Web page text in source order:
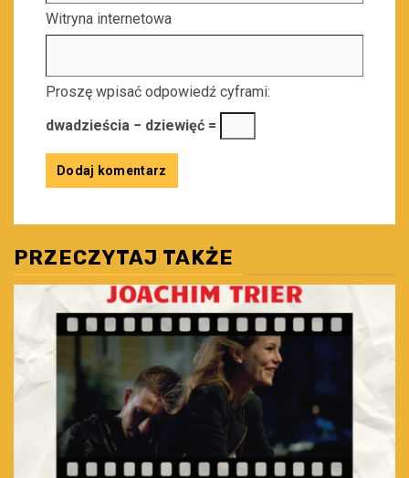
Witryna internetowa
Proszę wpisać odpowiedź cyframi:
dwadzieścia − dziewięć =
PRZECZYTAJ TAKŻE